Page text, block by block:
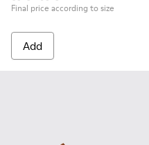
Final price according to size
Add